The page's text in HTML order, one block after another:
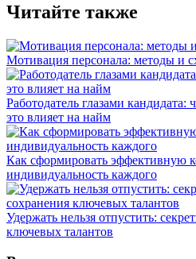
Читайте также
Мотивация персонала: методы и
Работодатель глазами кандидата:
это влияет на найм
Как сформировать эффективную
индивидуальность каждого
Удержать нельзя отпустить:
ключевых талантов